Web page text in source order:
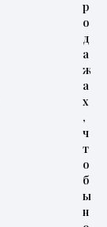
р
о
д
а
ж
а
х
,
ч
т
о
б
ы
н